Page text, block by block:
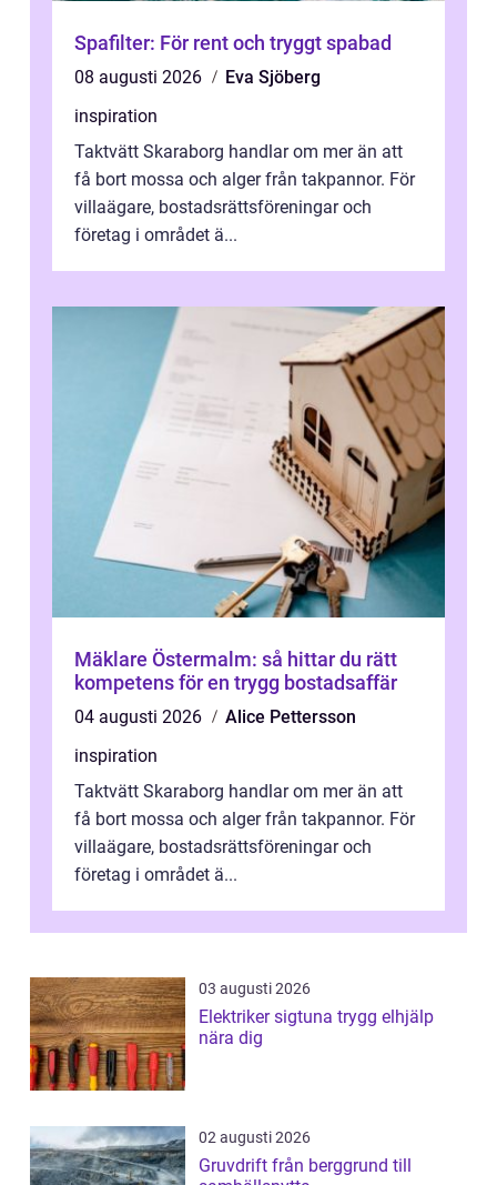
Spafilter: För rent och tryggt spabad
08 augusti 2026
Eva Sjöberg
inspiration
Taktvätt Skaraborg handlar om mer än att
få bort mossa och alger från takpannor. För
villaägare, bostadsrättsföreningar och
företag i området ä...
Mäklare Östermalm: så hittar du rätt
kompetens för en trygg bostadsaffär
04 augusti 2026
Alice Pettersson
inspiration
Taktvätt Skaraborg handlar om mer än att
få bort mossa och alger från takpannor. För
villaägare, bostadsrättsföreningar och
företag i området ä...
03 augusti 2026
Elektriker sigtuna trygg elhjälp
nära dig
02 augusti 2026
Gruvdrift från berggrund till